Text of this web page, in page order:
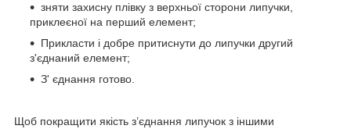
зняти захисну плівку з верхньої сторони липучки,
приклеєної на перший елемент;
Прикласти і добре притиснути до липучки другий
з'єднаний елемент;
З' єднання готово.
Щоб покращити якість з’єднання липучок з іншими